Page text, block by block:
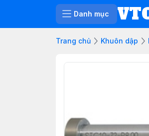
Danh mục
Trang chủ Khuôn dập